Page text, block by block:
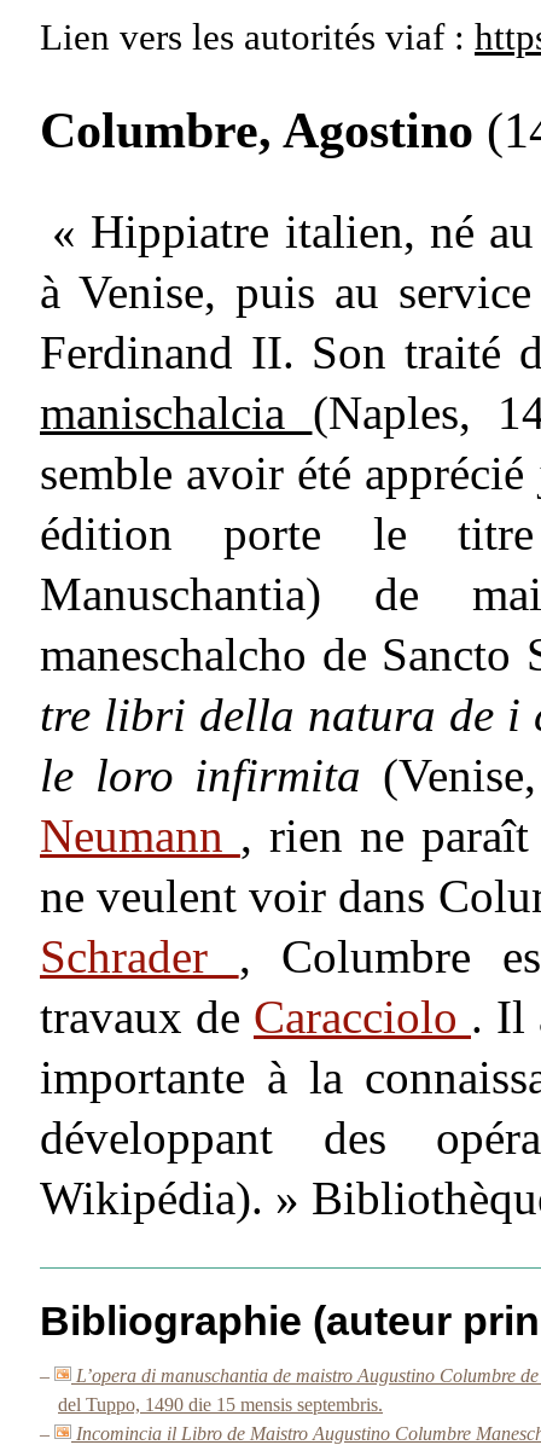
Lien vers les autorités viaf :
Columbre, Agostino
« Hippiatre italien, né
à Venise, puis au
Ferdinand II. Son traité
manischalcia (Naples,
semble avoir été
édition porte le
Manuschantia) de
maneschalcho de
tre libri della natura de i
le loro infirmita
Neumann , rien ne
ne veulent voir dans
Schrader , Columbre
travaux de Caracciolo . Il
importante à la
développant des
Wikipédia). »
Bibliographie (auteur
–
L’opera di manuschantia de maistro Augustino Columbre
del Tuppo, 1490 die 15 mensis septembris.
–
Incomincia il Libro de Maistro Augustino Columbre